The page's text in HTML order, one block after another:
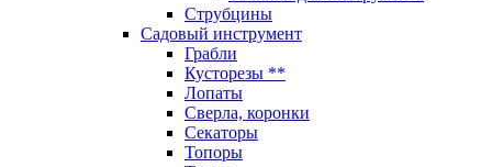
Струбцины
Садовый инструмент
Грабли
Кусторезы **
Лопаты
Сверла, коронки
Секаторы
Топоры